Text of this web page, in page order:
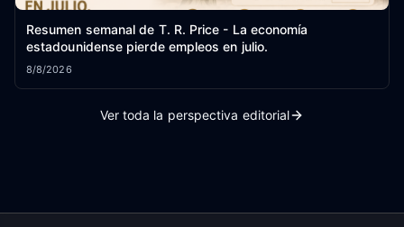
Resumen semanal de T. R. Price - La economía
estadounidense pierde empleos en julio.
8/8/2026
Ver toda la perspectiva editorial